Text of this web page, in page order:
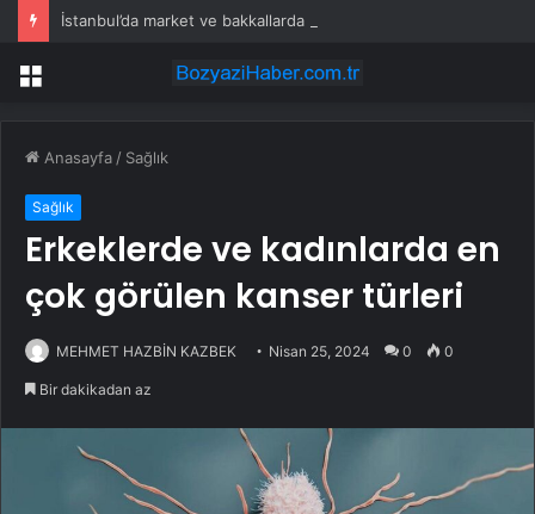
Menü
Anasayfa / Sağlık
Sağlık
Erkeklerde ve kadınlarda en
çok görülen kanser türleri
MEHMET HAZBİN KAZBEK Nisan 25, 2024 0 0
Bir dakikadan az